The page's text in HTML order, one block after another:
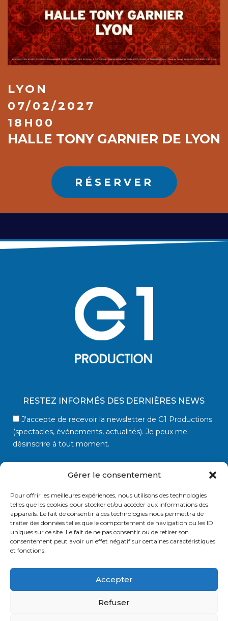
Gérer le consentement
Pour offrir les meilleures expériences, nous utilisons des technologies
telles que les cookies pour stocker et/ou accéder aux informations des
appareils. Le fait de consentir à ces technologies nous permettra de
traiter des données telles que le comportement de navigation ou les ID
uniques sur ce site. Le fait de ne pas consentir ou de retirer son
consentement peut avoir un effet négatif sur certaines caractéristiques
et fonctions.
Accepter
Refuser
LYON
07/02/2027
18H00
HALLE TONY GARNIER DE LYON
RÉSERVER
RESTEZ INFORMÉS DES DERNIÈRES NEWS
J'accepte de recevoir la newsletter de G1 Productions
(spectacles, événements, actualités). Je peux me
désinscrire à tout moment.
Vos données sont traitées par
pouvez vous désinscrire à tout moment via le lien présent dans chaque email.